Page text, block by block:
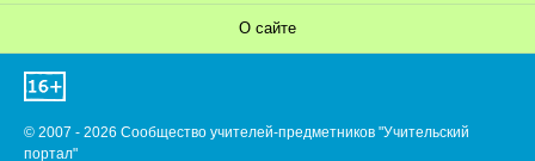
О сайте
© 2007 - 2026 Сообщество учителей-предметников "Учительский
портал"